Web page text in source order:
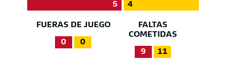
5 4
FUERAS DE JUEGO
0 0
FALTAS
COMETIDAS
9 11